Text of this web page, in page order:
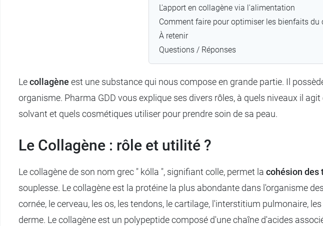
L'apport en collagène via l'alimentation
Comment faire pour optimiser les bienfaits du
À retenir
Questions / Réponses
Lecollagène est une substance qui nous compose en grande partie. Il
organisme. Pharma GDD vous explique ses divers rôles, à quels niveaux il
solvant et quels cosmétiques utiliser pour prendre soin de sa peau.
Le Collagène : rôle et utilité ?
Le collagène de son nom grec " kólla ", signifiant colle, permet la cohésion des
souplesse. Le collagène est la protéine la plus abondante dans l'organisme
cornée, le cerveau, les os, les tendons, le cartilage, l'interstitium pulmonaire,
derme. Le collagène est un polypeptide composé d'une chaîne d'acides